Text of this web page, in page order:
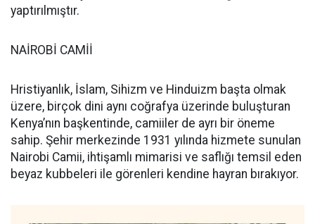
yaptırılmıştır.
NAİROBİ CAMİİ
Hristiyanlık, İslam, Sihizm ve Hinduizm başta olmak
üzere, birçok dini aynı coğrafya üzerinde buluşturan
Kenya’nın başkentinde, camiiler de ayrı bir öneme
sahip. Şehir merkezinde 1931 yılında hizmete sunulan
Nairobi Camii, ihtişamlı mimarisi ve saflığı temsil eden
beyaz kubbeleri ile görenleri kendine hayran bırakıyor.